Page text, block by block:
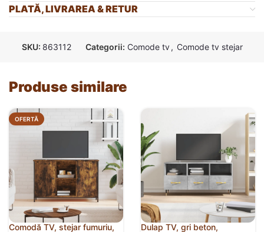
PLATĂ, LIVRAREA & RETUR
SKU: 863112 Categorii: Comode tv , Comode tv stejar
Produse similare
OFERTĂ
Comodă TV, stejar fumuriu,
Dulap TV, gri beton,